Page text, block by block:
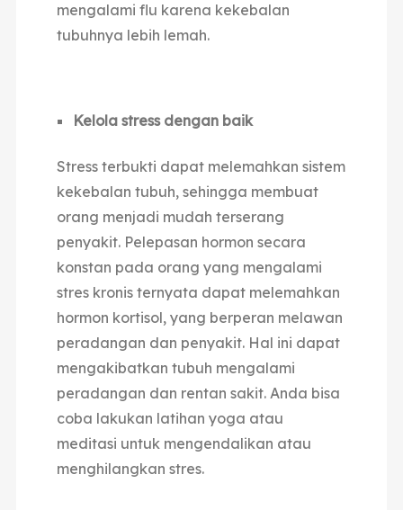
mengalami flu karena kekebalan
tubuhnya lebih lemah.
Kelola stress dengan baik
Stress terbukti dapat melemahkan sistem
kekebalan tubuh, sehingga membuat
orang menjadi mudah terserang
penyakit. Pelepasan hormon secara
konstan pada orang yang mengalami
stres kronis ternyata dapat melemahkan
hormon kortisol, yang berperan melawan
peradangan dan penyakit. Hal ini dapat
mengakibatkan tubuh mengalami
peradangan dan rentan sakit. Anda bisa
coba lakukan latihan yoga atau
meditasi untuk mengendalikan atau
menghilangkan stres.